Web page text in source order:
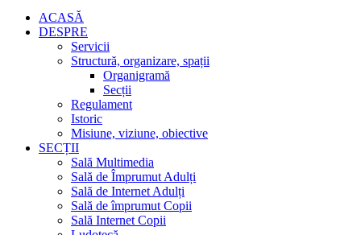
ACASĂ
DESPRE
Servicii
Structură, organizare, spații
Organigramă
Secții
Regulament
Istoric
Misiune, viziune, obiective
SECȚII
Sală Multimedia
Sală de Împrumut Adulți
Sală de Internet Adulți
Sală de împrumut Copii
Sală Internet Copii